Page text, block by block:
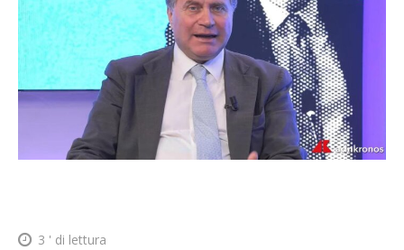
3 ' di lettura